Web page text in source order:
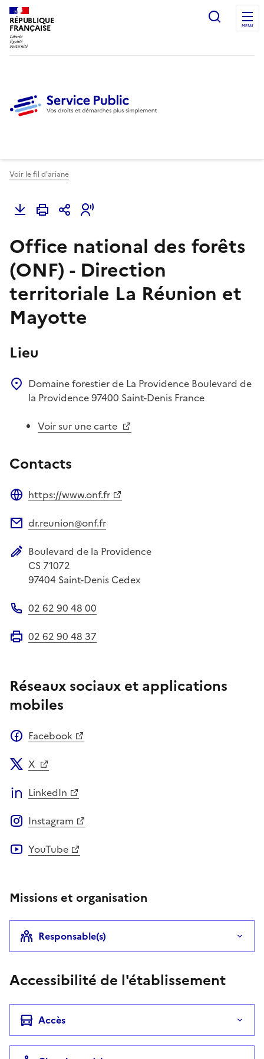
RÉPUBLIQUE
FRANÇAISE
Ouvrir
MENU
Voir le fil d'ariane
Office national des forêts
(ONF) - Direction
territoriale La Réunion et
Mayotte
Lieu
Domaine forestier de La Providence Boulevard de
la Providence97400 Saint-Denis France
Voir sur une carte
Contacts
https://www.onf.fr
dr.reunion@onf.fr
Adresse postale
Boulevard de la Providence
CS 71072
97404 Saint-Denis Cedex
02 62 90 48 00
02 62 90 48 37
Réseaux sociaux et applications
mobiles
Facebook
X
LinkedIn
Instagram
YouTube
Missions et organisation
Responsable(s)
Accessibilité de l'établissement
Accès